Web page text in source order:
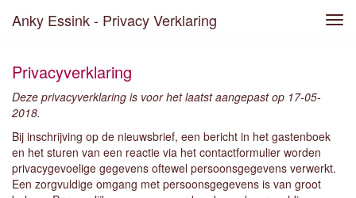
Anky Essink - Privacy Verklaring
Privacyverklaring
Deze privacyverklaring is voor het laatst aangepast op 17-05-
2018.
Bij inschrijving op de nieuwsbrief, een bericht in het gastenboek
en het sturen van een reactie via het contactformulier worden
privacygevoelige gegevens oftewel persoonsgegevens verwerkt.
Een zorgvuldige omgang met persoonsgegevens is van groot